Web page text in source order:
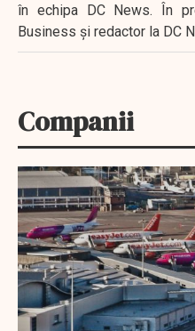
în echipa DC News. În
Business şi redactor la DC
Companii